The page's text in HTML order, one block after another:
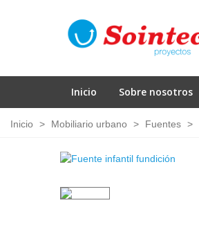
Inicio Sobre nosotros
Inicio > Mobiliario urbano > Fuentes >